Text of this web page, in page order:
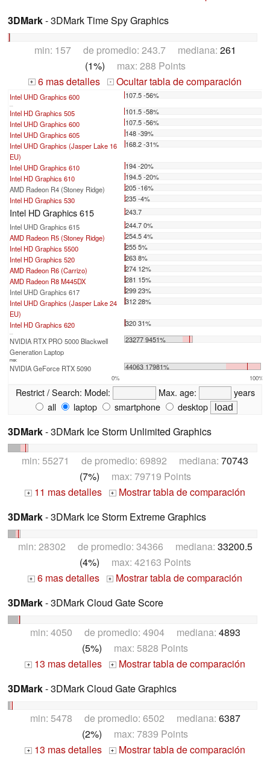
3DMark- 3DMark Time Spy Graphics
min: 157 de promedio: 243.7 mediana: 261
(1%) max: 288 Points
+ 6 mas detalles - Ocultar tabla de comparación
Intel UHD Graphics 600 107.5 -56%
Intel HD Graphics 505
101.5 -58%
Intel UHD Graphics 600
107.5 -56%
Intel UHD Graphics 605
148 -39%
Intel UHD Graphics (Jasper Lake 16
EU)
168.2 -31%
Intel UHD Graphics 610
194 -20%
Intel HD Graphics 610
194.5 -20%
AMD Radeon R4 (Stoney Ridge)
205 -16%
Intel HD Graphics 530
235 -4%
Intel HD Graphics 615
243.7
Intel UHD Graphics 615
244.7 0%
AMD Radeon R5 (Stoney Ridge)
254.5 4%
Intel HD Graphics 5500
255 5%
Intel HD Graphics 520
263 8%
AMD Radeon R6 (Carrizo)
274 12%
AMD Radeon R8 M445DX
281 15%
Intel UHD Graphics 617
299 23%
Intel UHD Graphics (Jasper Lake 24
EU)
312 28%
Intel HD Graphics 620 320 31%
NVIDIA RTX PRO 5000 Blackwell
Generation Laptop
23277 9451%
max:
NVIDIA GeForce RTX 5090 44063 17981%
0% 100%
Restrict / Search: Model: Max. age:
years
all
laptop smartphone desktop
3DMark- 3DMark Ice Storm Unlimited Graphics
min: 55271 de promedio: 69892 mediana: 70743
(7%) max: 79719 Points
+ 11 mas detalles + Mostrar tabla de comparación
3DMark- 3DMark Ice Storm Extreme Graphics
min: 28302 de promedio: 34366 mediana: 33200.5
(4%) max: 42163 Points
+ 6 mas detalles +
Mostrar tabla de comparación
3DMark- 3DMark Cloud Gate Score
min: 4050 de promedio: 4904 mediana: 4893
(5%) max: 5828 Points
+ 13 mas detalles + Mostrar tabla de comparación
3DMark- 3DMark Cloud Gate Graphics
min: 5478 de promedio: 6502 mediana: 6387
(2%) max: 7839 Points
+ 13 mas detalles + Mostrar tabla de comparación